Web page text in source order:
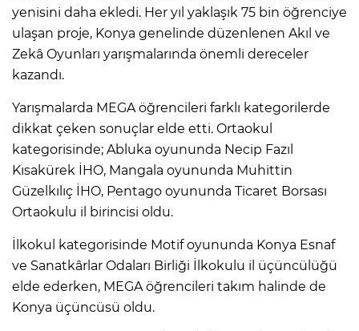
yenisini daha ekledi. Her yıl yaklaşık 75 bin öğrenciye
ulaşan proje, Konya genelinde düzenlenen Akıl ve
Zekâ Oyunları yarışmalarında önemli dereceler
kazandı.
Yarışmalarda MEGA öğrencileri farklı kategorilerde
dikkat çeken sonuçlar elde etti. Ortaokul
kategorisinde; Abluka oyununda Necip Fazıl
Kısakürek İHO, Mangala oyununda Muhittin
Güzelkılıç İHO, Pentago oyununda Ticaret Borsası
Ortaokulu il birincisi oldu.
İlkokul kategorisinde Motif oyununda Konya Esnaf
ve Sanatkârlar Odaları Birliği İlkokulu il üçüncülüğü
elde ederken, MEGA öğrencileri takım halinde de
Konya üçüncüsü oldu.